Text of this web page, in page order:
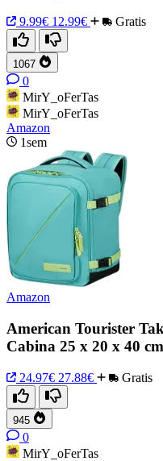
9.99€ 12.99€ Gratis
1067
0
MirY_oFerTas
MirY_oFerTas
Amazon
1sem
Amazon
American Tourister
Cabina 25 x 20 x 40
24.97€ 27.88€ Gratis
945
0
MirY_oFerTas